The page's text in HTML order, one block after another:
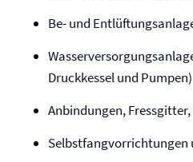
Be- und
Druckkessel und Pumpen)
Anbindungen,
Selbstfangvorrichtungen